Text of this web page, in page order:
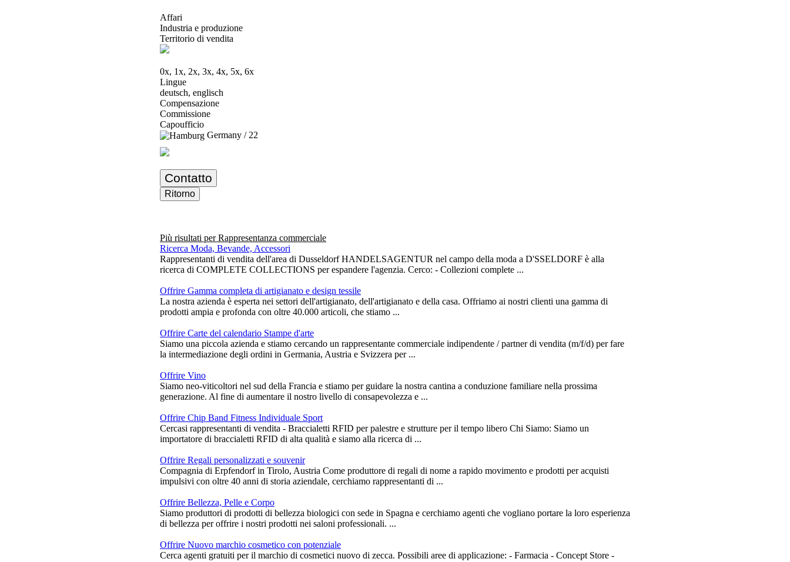
Affari
Industria e produzione
Territorio di vendita
0x, 1x, 2x, 3x, 4x, 5x, 6x
Lingue
deutsch, englisch
Compensazione
Commissione
Capoufficio
Germany / 22
Contatto
Ritorno
Più risultati perRappresentanza commerciale
Ricerca Moda, Bevande, Accessori
Rappresentanti di vendita dell'area di Dusseldorf HANDELSAGENTUR nel campo della moda a D'SSELDORF è alla
ricerca di COMPLETE COLLECTIONS per espandere l'agenzia. Cerco: - Collezioni complete ...
Offrire Gamma completa di artigianato e design tessile
La nostra azienda è esperta nei settori dell'artigianato, dell'artigianato e della casa. Offriamo ai nostri clienti una gamma di
prodotti ampia e profonda con oltre 40.000 articoli, che stiamo ...
Offrire Carte del calendario Stampe d'arte
Siamo una piccola azienda e stiamo cercando un rappresentante commerciale indipendente / partner di vendita (m/f/d) per fare
la intermediazione degli ordini in Germania, Austria e Svizzera per ...
Offrire Vino
Siamo neo-viticoltori nel sud della Francia e stiamo per guidare la nostra cantina a conduzione familiare nella prossima
generazione. Al fine di aumentare il nostro livello di consapevolezza e ...
Offrire Chip Band Fitness Individuale Sport
Cercasi rappresentanti di vendita - Braccialetti RFID per palestre e strutture per il tempo libero Chi Siamo: Siamo un
importatore di braccialetti RFID di alta qualità e siamo alla ricerca di ...
Offrire Regali personalizzati e souvenir
Compagnia di Erpfendorf in Tirolo, Austria Come produttore di regali di nome a rapido movimento e prodotti per acquisti
impulsivi con oltre 40 anni di storia aziendale, cerchiamo rappresentanti di ...
Offrire Bellezza, Pelle e Corpo
Siamo produttori di prodotti di bellezza biologici con sede in Spagna e cerchiamo agenti che vogliano portare la loro esperienza
di bellezza per offrire i nostri prodotti nei saloni professionali. ...
Offrire Nuovo marchio cosmetico con potenziale
Cerca agenti gratuiti per il marchio di cosmetici nuovo di zecca. Possibili aree di applicazione: - Farmacia - Concept Store -